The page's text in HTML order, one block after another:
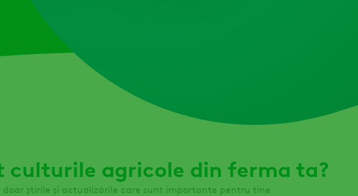
culturile agricole din ferma ta?
doar știrile și actualizările care sunt importante pentru tine